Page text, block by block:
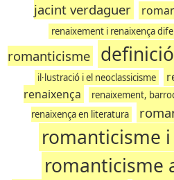
jacint verdaguer
renaixement i renaixença
romanticisme
il·lustració i el neoclassicisme
renaixença
renaixement,
renaixença en literatura
romanticisme
romanticisme